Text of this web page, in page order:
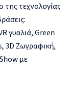
της τεχνολογίας
γυαλιά, Green
3D Ζωγραφική,
με